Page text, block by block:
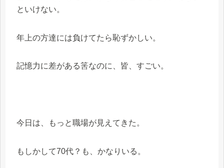
といけない。
年上の方達には負けてたら恥ずかしい。
記憶力に差がある筈なのに、皆、すごい。
今日は、もっと職場が見えてきた。
もしかして70代？も、かなりいる。